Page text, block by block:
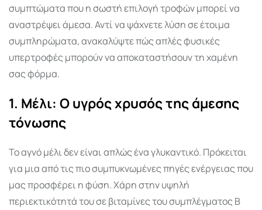
συμπτώματα που η σωστή επιλογή τροφών μπορεί να
αναστρέψει άμεσα. Αντί να ψάχνετε λύση σε έτοιμα
συμπληρώματα, ανακαλύψτε πώς απλές φυσικές
υπερτροφές μπορούν να αποκαταστήσουν τη χαμένη
σας φόρμα.
1. Μέλι: Ο υγρός χρυσός της άμεσης
τόνωσης
Το αγνό μέλι δεν είναι απλώς ένα γλυκαντικό. Πρόκειται
για μια από τις πιο συμπυκνωμένες πηγές ενέργειας που
μας προσφέρει η φύση. Χάρη στην υψηλή
περιεκτικότητά του σε βιταμίνες του συμπλέγματος Β